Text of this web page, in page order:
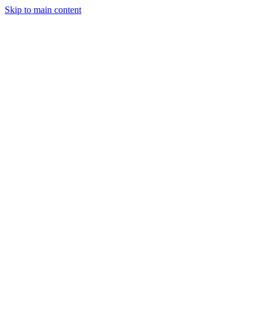
Skip to main content